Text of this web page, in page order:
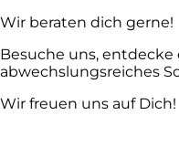
Wir beraten dich gerne!
Besuche uns, entdecke
abwechslungsreiches
Wir freuen uns auf Dich!